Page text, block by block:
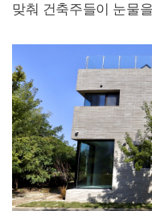
맞춰 건축주들이 눈물